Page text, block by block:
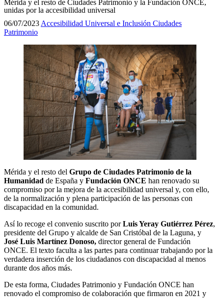
Mérida y el resto de Ciudades Patrimonio y la Fundación ONCE,
unidas por la accesibilidad universal
06/07/2023Accesibilidad Universal e Inclusión Ciudades
Patrimonio
Mérida y el resto del Grupo de Ciudades Patrimonio de la
Humanidad de España y Fundación ONCE han renovado su
compromiso por la mejora de la accesibilidad universal y, con ello,
de la normalización y plena participación de las personas con
discapacidad en la comunidad.
Así lo recoge el convenio suscrito porLuis Yeray Gutiérrez Pérez,
presidente del Grupo y alcalde de San Cristóbal de la Laguna, y
José Luis Martínez Donoso, director general de Fundación
ONCE. El texto faculta a las partes para continuar trabajando por la
verdadera inserción de los ciudadanos con discapacidad al menos
durante dos años más.
De esta forma, Ciudades Patrimonio y Fundación ONCE han
renovado el compromiso de colaboración que firmaron en 2021 y